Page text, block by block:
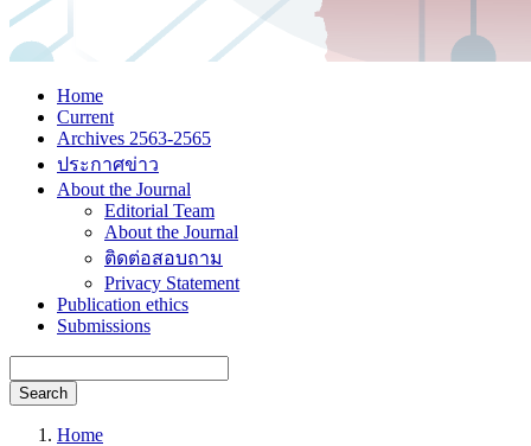
Home
Current
Archives 2563-2565
ประกาศข่าว
About the Journal
Editorial Team
About the Journal
ติดต่อสอบถาม
Privacy Statement
Publication ethics
Submissions
Search
Home